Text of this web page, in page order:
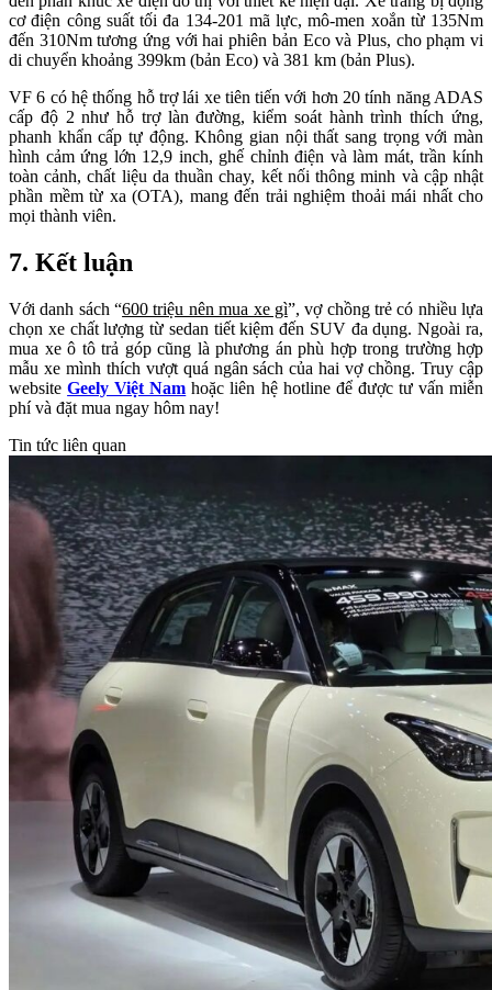
cơ điện công suất tối đa 134-201 mã lực, mô-men xoắn từ 135Nm
đến 310Nm tương ứng với hai phiên bản Eco và Plus, cho phạm vi
di chuyển khoảng 399km (bản Eco) và 381 km (bản Plus).
VF 6 có hệ thống hỗ trợ lái xe tiên tiến với hơn 20 tính năng ADAS
cấp độ 2 như hỗ trợ làn đường, kiểm soát hành trình thích ứng,
phanh khẩn cấp tự động. Không gian nội thất sang trọng với màn
hình cảm ứng lớn 12,9 inch, ghế chỉnh điện và làm mát, trần kính
toàn cảnh, chất liệu da thuần chay, kết nối thông minh và cập nhật
phần mềm từ xa (OTA), mang đến trải nghiệm thoải mái nhất cho
mọi thành viên.
7. Kết luận
Với danh sách “600 triệu nên mua xe gì”, vợ chồng trẻ có nhiều lựa
chọn xe chất lượng từ sedan tiết kiệm đến SUV đa dụng. Ngoài ra,
mua xe ô tô trả góp cũng là phương án phù hợp trong trường hợp
mẫu xe mình thích vượt quá ngân sách của hai vợ chồng. Truy cập
websiteGeely Việt Nam hoặc liên hệ hotline để được tư vấn miễn
phí và đặt mua ngay hôm nay!
Tin tức liên quan